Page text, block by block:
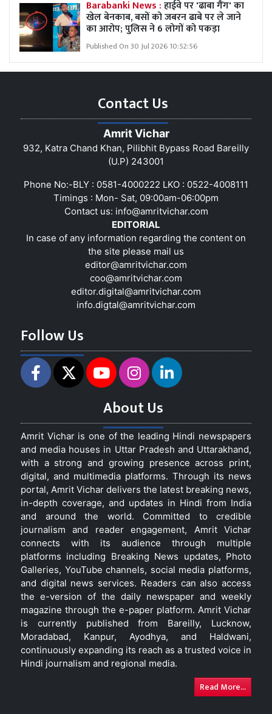
Barabanki News :हाईवे पर 'ढाबा गैंग' का
खेल बेनकाब, बसों को जबरन ढाबे पर ले जाने
का आरोप; पुलिस ने 6 लोगों को पकड़ा
Published On 30 Jul 2026 10:52:56
Contact Us
Amrit Vichar
932, Katra Chand Khan, Pilibhit Bypass Road Bareilly
(U.P) 243001
Phone No:-BLY : 0581-4000222 LKO : 0522-4008111
Timings : Mon- Sat, 09:00am-06:00pm
Contact us: info@amritvichar.com
EDITORIAL
In case of any information regarding the content on
the site please mail us
editor@amritvichar.com
coo@amritvichar.com
editor.digital@amritvichar.com
info.digtal@amritvichar.com
Follow Us
About Us
Amrit Vichar is one of the leading Hindi newspapers
and media houses in Uttar Pradesh and Uttarakhand,
with a strong and growing presence across print,
digital, and multimedia platforms. Through its news
portal, Amrit Vichar delivers the latest breaking news,
in-depth coverage, and updates in Hindi from India
and around the world. Committed to credible
journalism and reader engagement, Amrit Vichar
connects with its audience through multiple
platforms including Breaking News updates, Photo
Galleries, YouTube channels, social media platforms,
and digital news services. Readers can also access
the e-version of the daily newspaper and weekly
magazine through the e-paper platform. Amrit Vichar
is currently published from Bareilly, Lucknow,
Moradabad, Kanpur, Ayodhya, and Haldwani,
continuously expanding its reach as a trusted voice in
Hindi journalism and regional media.
Read More...